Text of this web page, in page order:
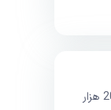
بیت کوین پس از نوسانات شدید 20 هزار